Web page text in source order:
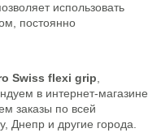
использовать
постоянно
Swiss flexi grip,
в интернет-магазине
заказы по всей
Днепр и другие города.